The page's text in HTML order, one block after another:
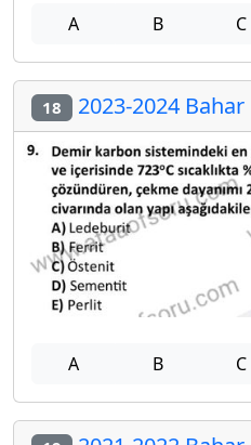
A B C
18 2023-2024 Bahar
A B C